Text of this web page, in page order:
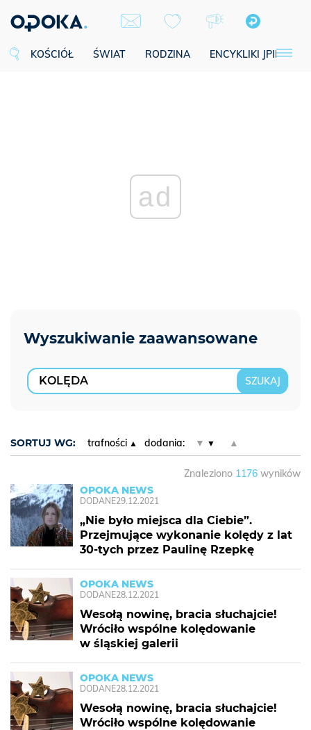
KOŚCIÓŁ ŚWIAT RODZINA ENCYKLIKI JPII
ad
SORTUJ WG: trafności dodania: ▼ ▲
Znaleziono 1176 wyników
OPOKA NEWS
DODANE29.12.2021
„Nie było miejsca dla Ciebie”.
Przejmujące wykonanie kolędy z lat
30-tych przez Paulinę Rzepkę
OPOKA NEWS
DODANE28.12.2021
Wesołą nowinę, bracia słuchajcie!
Wróciło wspólne kolędowanie
w śląskiej galerii
OPOKA NEWS
DODANE28.12.2021
Wesołą nowinę, bracia słuchajcie!
Wróciło wspólne kolędowanie